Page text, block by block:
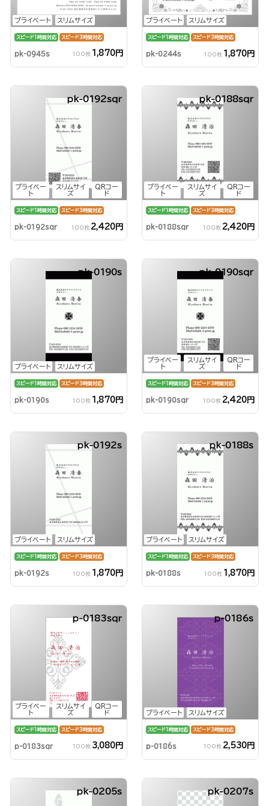
プライベート スリムサイズ
スピード1時間対応 スピード3時間対応
pk-0945s 100枚 1,870円
プライベート スリムサイズ
スピード1時間対応 スピード3時間対応
pk-0244s 100枚 1,870円
プライベー
ト
スリムサイ
ズ
QRコー
ド
pk-0192sqr
スピード1時間対応 スピード3時間対応
pk-0192sqr 100枚 2,420円
プライベー
ト
スリムサイ
ズ
QRコー
ド
pk-0188sqr
スピード1時間対応 スピード3時間対応
pk-0188sqr 100枚 2,420円
プライベート スリムサイズ
pk-0190s
スピード1時間対応 スピード3時間対応
pk-0190s 100枚 1,870円
プライベー
ト
スリムサイ
ズ
QRコー
ド
pk-0190sqr
スピード1時間対応 スピード3時間対応
pk-0190sqr 100枚 2,420円
プライベート スリムサイズ
pk-0192s
スピード1時間対応 スピード3時間対応
pk-0192s 100枚 1,870円
プライベート スリムサイズ
pk-0188s
スピード1時間対応 スピード3時間対応
pk-0188s 100枚 1,870円
プライベー
ト
スリムサイ
ズ
QRコー
ド
p-0183sqr
スピード1時間対応 スピード3時間対応
p-0183sqr 100枚 3,080円
プライベート スリムサイズ
p-0186s
スピード1時間対応 スピード3時間対応
p-0186s 100枚 2,530円
pk-0205s pk-0207s